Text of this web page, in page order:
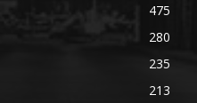
475
280
235
213